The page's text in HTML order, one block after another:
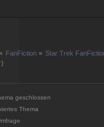
FanFiction » Star Trek
)
geschlossen
Thema